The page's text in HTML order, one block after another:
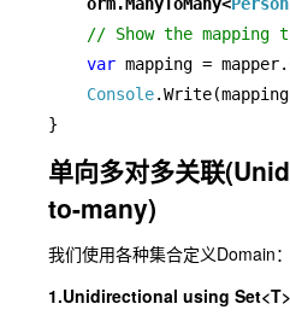
// Show the mapping
var mapping =
Console
}
单向多对多关联
to-many)
我们使用各种集合定义Domain：
1.Unidirectional using Set<T>